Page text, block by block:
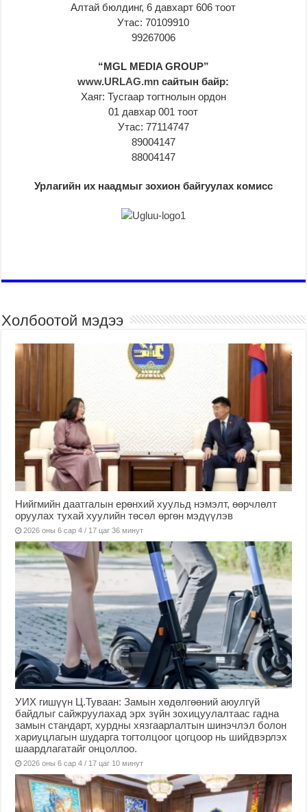
Алтай бюлдинг, 6 давхарт 606 тоот
Утас: 70109910
99267006
“MGL MEDIA GROUP”
www.URLAG.mn сайтын байр:
Хаяг: Тусгаар тогтнолын ордон
01 давхар 001 тоот
Утас: 77114747
89004147
88004147
Урлагийн их наадмыг зохион байгуулах комисс
Холбоотой мэдээ
Нийгмийн даатгалын ерөнхий хуульд нэмэлт, өөрчлөлт
оруулах тухай хуулийн төсөл өргөн мэдүүлэв
2026 оны 6 сар 4 / 17 цаг 36 минут
УИХ гишүүн Ц.Туваан: Замын хөдөлгөөний аюулгүй
байдлыг сайжруулахад эрх зүйн зохицуулалтаас гадна
замын стандарт, хурдны хязгаарлалтын шинэчлэл болон
хариуцлагын шударга тогтолцоог цогцоор нь шийдвэрлэх
шаардлагатайг онцоллоо.
2026 оны 6 сар 4 / 17 цаг 10 минут